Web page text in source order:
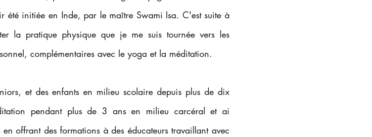
été initiée en Inde, par le maître Swami Isa. C'est suite à
la pratique physique que je me suis tournée vers les
complémentaires avec le yoga et la méditation.
et des enfants en milieu scolaire depuis plus de dix
pendant plus de 3 ans en milieu carcéral et ai
offrant des formations à des éducateurs travaillant avec